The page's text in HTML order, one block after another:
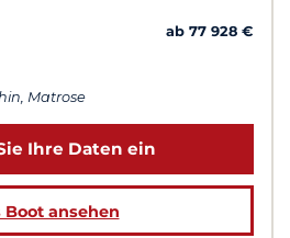
ab 77 928 €
Matrose
Ihre Daten ein
Boot ansehen